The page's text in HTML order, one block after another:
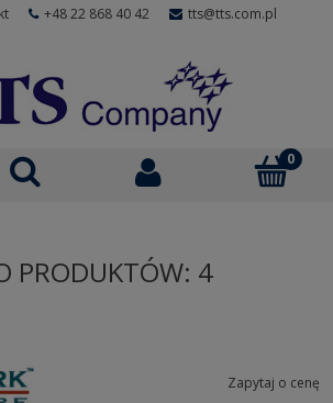
+48 22 868 40 42 tts@tts.com.pl
PRODUKTÓW: 4
Zapytaj o cenę